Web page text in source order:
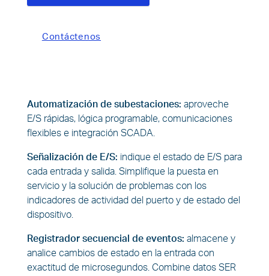
Contáctenos
Automatización de subestaciones: aproveche
E/S rápidas, lógica programable, comunicaciones
flexibles e integración SCADA.
Señalización de E/S: indique el estado de E/S para
cada entrada y salida. Simplifique la puesta en
servicio y la solución de problemas con los
indicadores de actividad del puerto y de estado del
dispositivo.
Registrador secuencial de eventos: almacene y
analice cambios de estado en la entrada con
exactitud de microsegundos. Combine datos SER